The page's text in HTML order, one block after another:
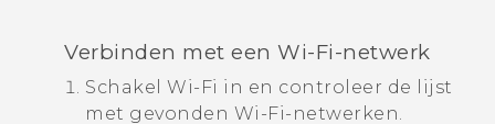
Verbinden met eenWi‍-Fi-netwerk
Schakel Wi‍-Fi in en controleer de lijst
met gevonden Wi‍-Fi-netwerken.